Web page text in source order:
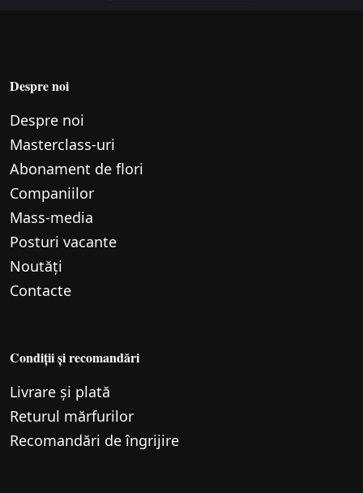
Despre noi
Despre noi
Маsterclass-uri
Abonament de flori
Companiilor
Mass-media
Posturi vacante
Noutăți
Contacte
Condiții și recomandări
Livrare și plată
Returul mărfurilor
Recomandări de îngrijire